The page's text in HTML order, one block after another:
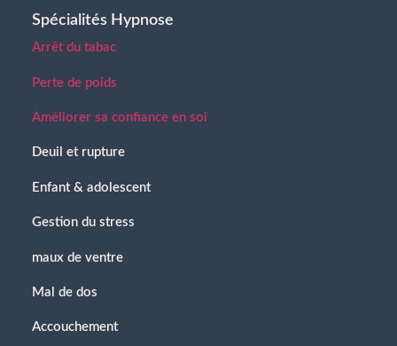
Spécialités Hypnose
Arrêt du tabac
Perte de poids
Améliorer sa confiance en soi
Deuil et rupture
Enfant & adolescent
Gestion du stress
maux de ventre
Mal de dos
Accouchement